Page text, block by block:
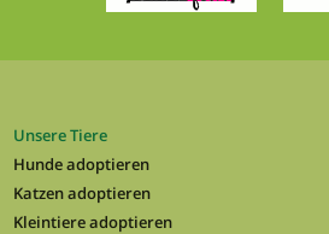
Unsere Tiere
Hunde adoptieren
Katzen adoptieren
Kleintiere adoptieren